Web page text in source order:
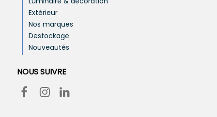
Extérieur
Nos marques
Destockage
Nouveautés
NOUS SUIVRE